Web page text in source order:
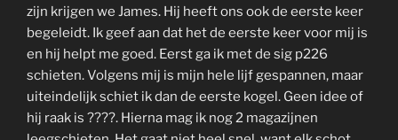
zijn krijgen we James. Hij heeft ons ook de eerste keer
begeleidt. Ik geef aan dat het de eerste keer voor mij is
en hij helpt me goed. Eerst ga ik met de sig p226
schieten. Volgens mij is mijn hele lijf gespannen, maar
uiteindelijk schiet ik dan de eerste kogel. Geen idee of
hij raak is ????. Hierna mag ik nog 2 magazijnen